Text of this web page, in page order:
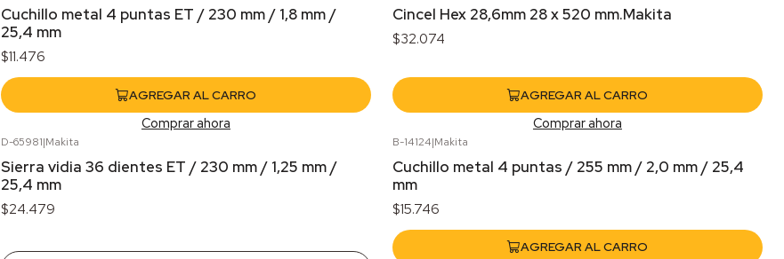
Cuchillo metal 4 puntas ET / 230 mm / 1,8 mm /
25,4 mm
$11.476
AGREGAR AL CARRO
Comprar ahora
Cincel Hex 28,6mm 28 x 520 mm.Makita
$32.074
AGREGAR AL CARRO
Comprar ahora
D-65981|Makita
Sierra vidia 36 dientes ET / 230 mm / 1,25 mm /
25,4 mm
$24.479
B-14124|Makita
Cuchillo metal 4 puntas / 255 mm / 2,0 mm / 25,4
mm
$15.746
AGREGAR AL CARRO